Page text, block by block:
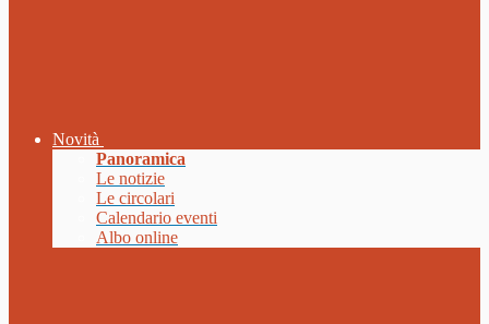
Novità
Panoramica
Le notizie
Le circolari
Calendario eventi
Albo online